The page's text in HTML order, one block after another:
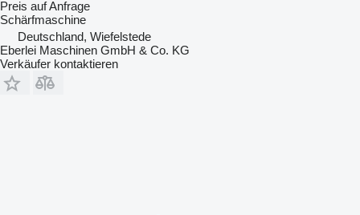
Preis auf Anfrage
Schärfmaschine
Deutschland, Wiefelstede
Eberlei Maschinen GmbH & Co. KG
Verkäufer kontaktieren